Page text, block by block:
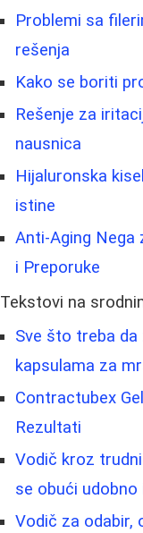
Problemi sa
rešenja
Kako se boriti
Rešenje za
nausnica
Hijaluronska
istine
Anti-Aging Nega
i Preporuke
Tekstovi na
Sve što treba
kapsulama za
Contractubex
Rezultati
Vodič kroz
se obući udobno
Vodič za odabir,